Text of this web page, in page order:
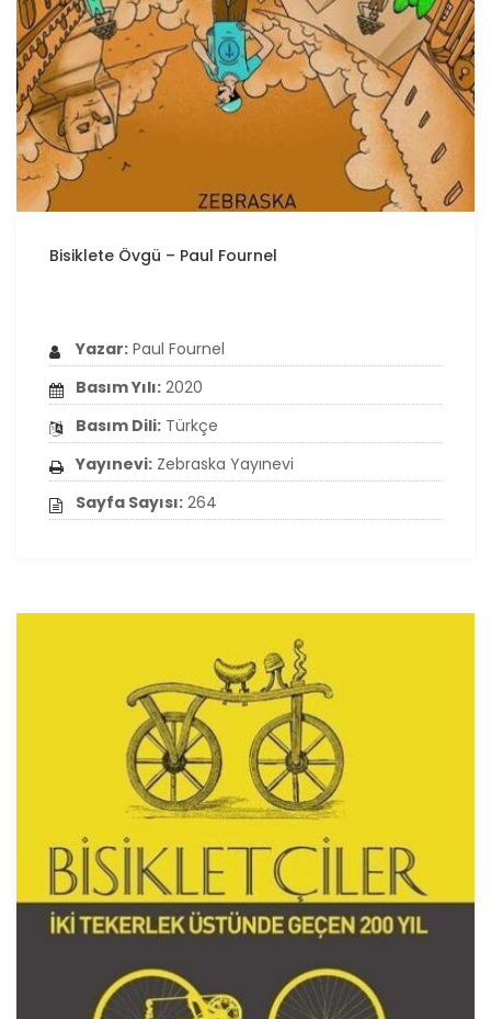
Bisiklete Övgü – Paul Fournel
Yazar: Paul Fournel
Basım Yılı: 2020
Basım Dili: Türkçe
Yayınevi: Zebraska Yayınevi
Sayfa Sayısı: 264